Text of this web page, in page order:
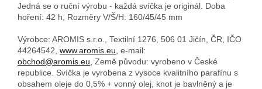
Jedná se o ruční výrobu - každá svíčka je originál. Doba
hoření: 42 h, Rozměry V/Š/H: 160/45/45 mm
Výrobce: AROMIS s.r.o., Textilní 1276, 506 01 Jičín, ČR, IČO
44264542, www.aromis.eu, e-mail:
obchod@aromis.eu, Země původu: vyrobeno v České
republice. Svíčka je vyrobena z vysoce kvalitního parafínu s
obsahem oleje do 0,5% + vonný olej, knot je bavlněný a je